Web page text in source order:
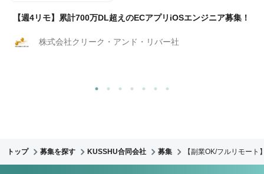
【週4リモ】累計700万DL超えのECアプリiOSエンジニア募集！
株式会社クリーク・アンド・リバー社
トップ 募集を探す KUSSHU合同会社 募集 【副業OK/フルリモー